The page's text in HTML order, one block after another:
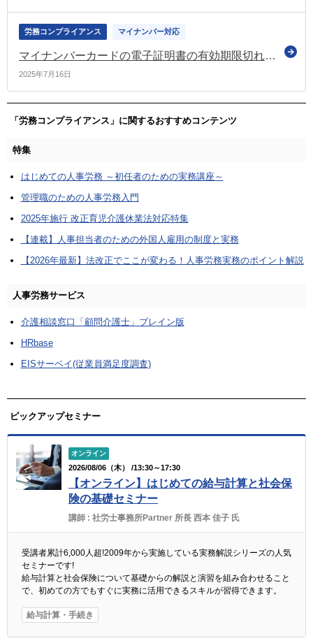
労務コンプライアンス マイナンバー対応
マイナンバーカードの電子証明書の有効期限切れにご注意ください（協会けんぽ）
2025年7月16日
「労務コンプライアンス」に関するおすすめコンテンツ
特集
はじめての人事労務 ～初任者のための実務講座～
管理職のための人事労務入門
2025年施行 改正育児介護休業法対応特集
【連載】人事担当者のための外国人雇用の制度と実務
【2026年最新】法改正でここが変わる！人事労務実務のポイント解説
人事労務サービス
介護相談窓口「顧問介護士」ブレイン版
HRbase
EISサーベイ(従業員満足度調査)
ピックアップセミナー
オンライン
2026/08/06（木） /13:30～17:30
【オンライン】はじめての給与計算と社会保
険の基礎セミナー
講師 :社労士事務所Partner 所長 西本 佳子 氏
受講者累計6,000人超!2009年から実施している実務解説シリーズの人気
セミナーです!
給与計算と社会保険について基礎からの解説と演習を組み合わせること
で、初めての方でもすぐに実務に活用できるスキルが習得できます。
給与計算・手続き